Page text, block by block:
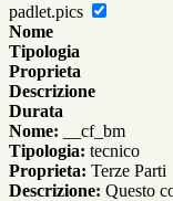
padlet.pics
Nome
Tipologia
Proprieta
Descrizione
Durata
Nome: __cf_bm
Tipologia: tecnico
Proprieta: Terze Parti
Descrizione: Questo